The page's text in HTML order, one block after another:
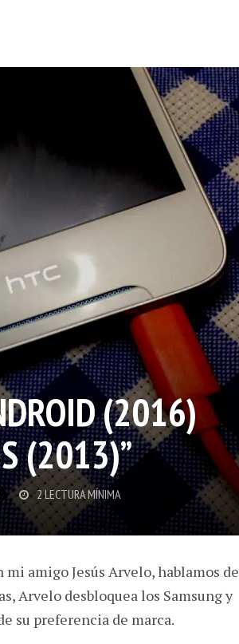
(2016)
(2013)”
2 LECTURA MÍNIMA
amigo Jesús Arvelo, hablamos de
Arvelo desbloquea los Samsung y
su preferencia de marca.